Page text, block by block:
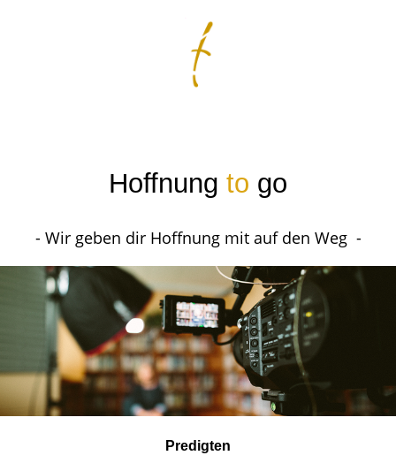
Hoffnung to go
- Wir geben dir Hoffnung mit auf den Weg -
Predigten